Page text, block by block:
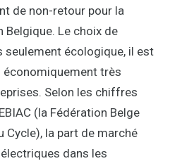
de non-retour pour la
Belgique. Le choix de
seulement écologique, il est
économiquement très
Selon les chiffres
(la Fédération Belge
Cycle), la part de marché
dans les